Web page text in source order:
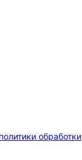
обработки